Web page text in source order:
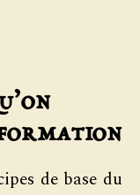
de base du